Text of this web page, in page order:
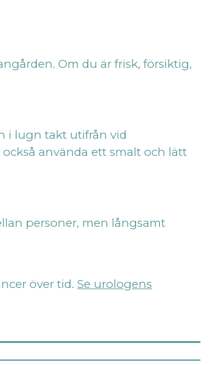
Om du är frisk, försiktig,
i lugn takt utifrån vid
använda ett smalt och lätt
personer, men långsamt
över tid. Se urologens